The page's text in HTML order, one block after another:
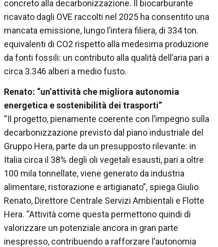
concreto alla decarbonizzazione. Il biocarburante
ricavato dagli OVE raccolti nel 2025 ha consentito una
mancata emissione, lungo l’intera filiera, di 334 ton.
equivalenti di CO2 rispetto alla medesima produzione
da fonti fossili: un contributo alla qualità dell’aria pari a
circa 3.346 alberi a medio fusto.
Renato: “un’attività che migliora autonomia
energetica e sostenibilità dei trasporti”
“Il progetto, pienamente coerente con l’impegno sulla
decarbonizzazione previsto dal piano industriale del
Gruppo Hera, parte da un presupposto rilevante: in
Italia circa il 38% degli oli vegetali esausti, pari a oltre
100 mila tonnellate, viene generato da industria
alimentare, ristorazione e artigianato”, spiega Giulio
Renato, Direttore Centrale Servizi Ambientali e Flotte
Hera. “Attività come questa permettono quindi di
valorizzare un potenziale ancora in gran parte
inespresso, contribuendo a rafforzare l’autonomia